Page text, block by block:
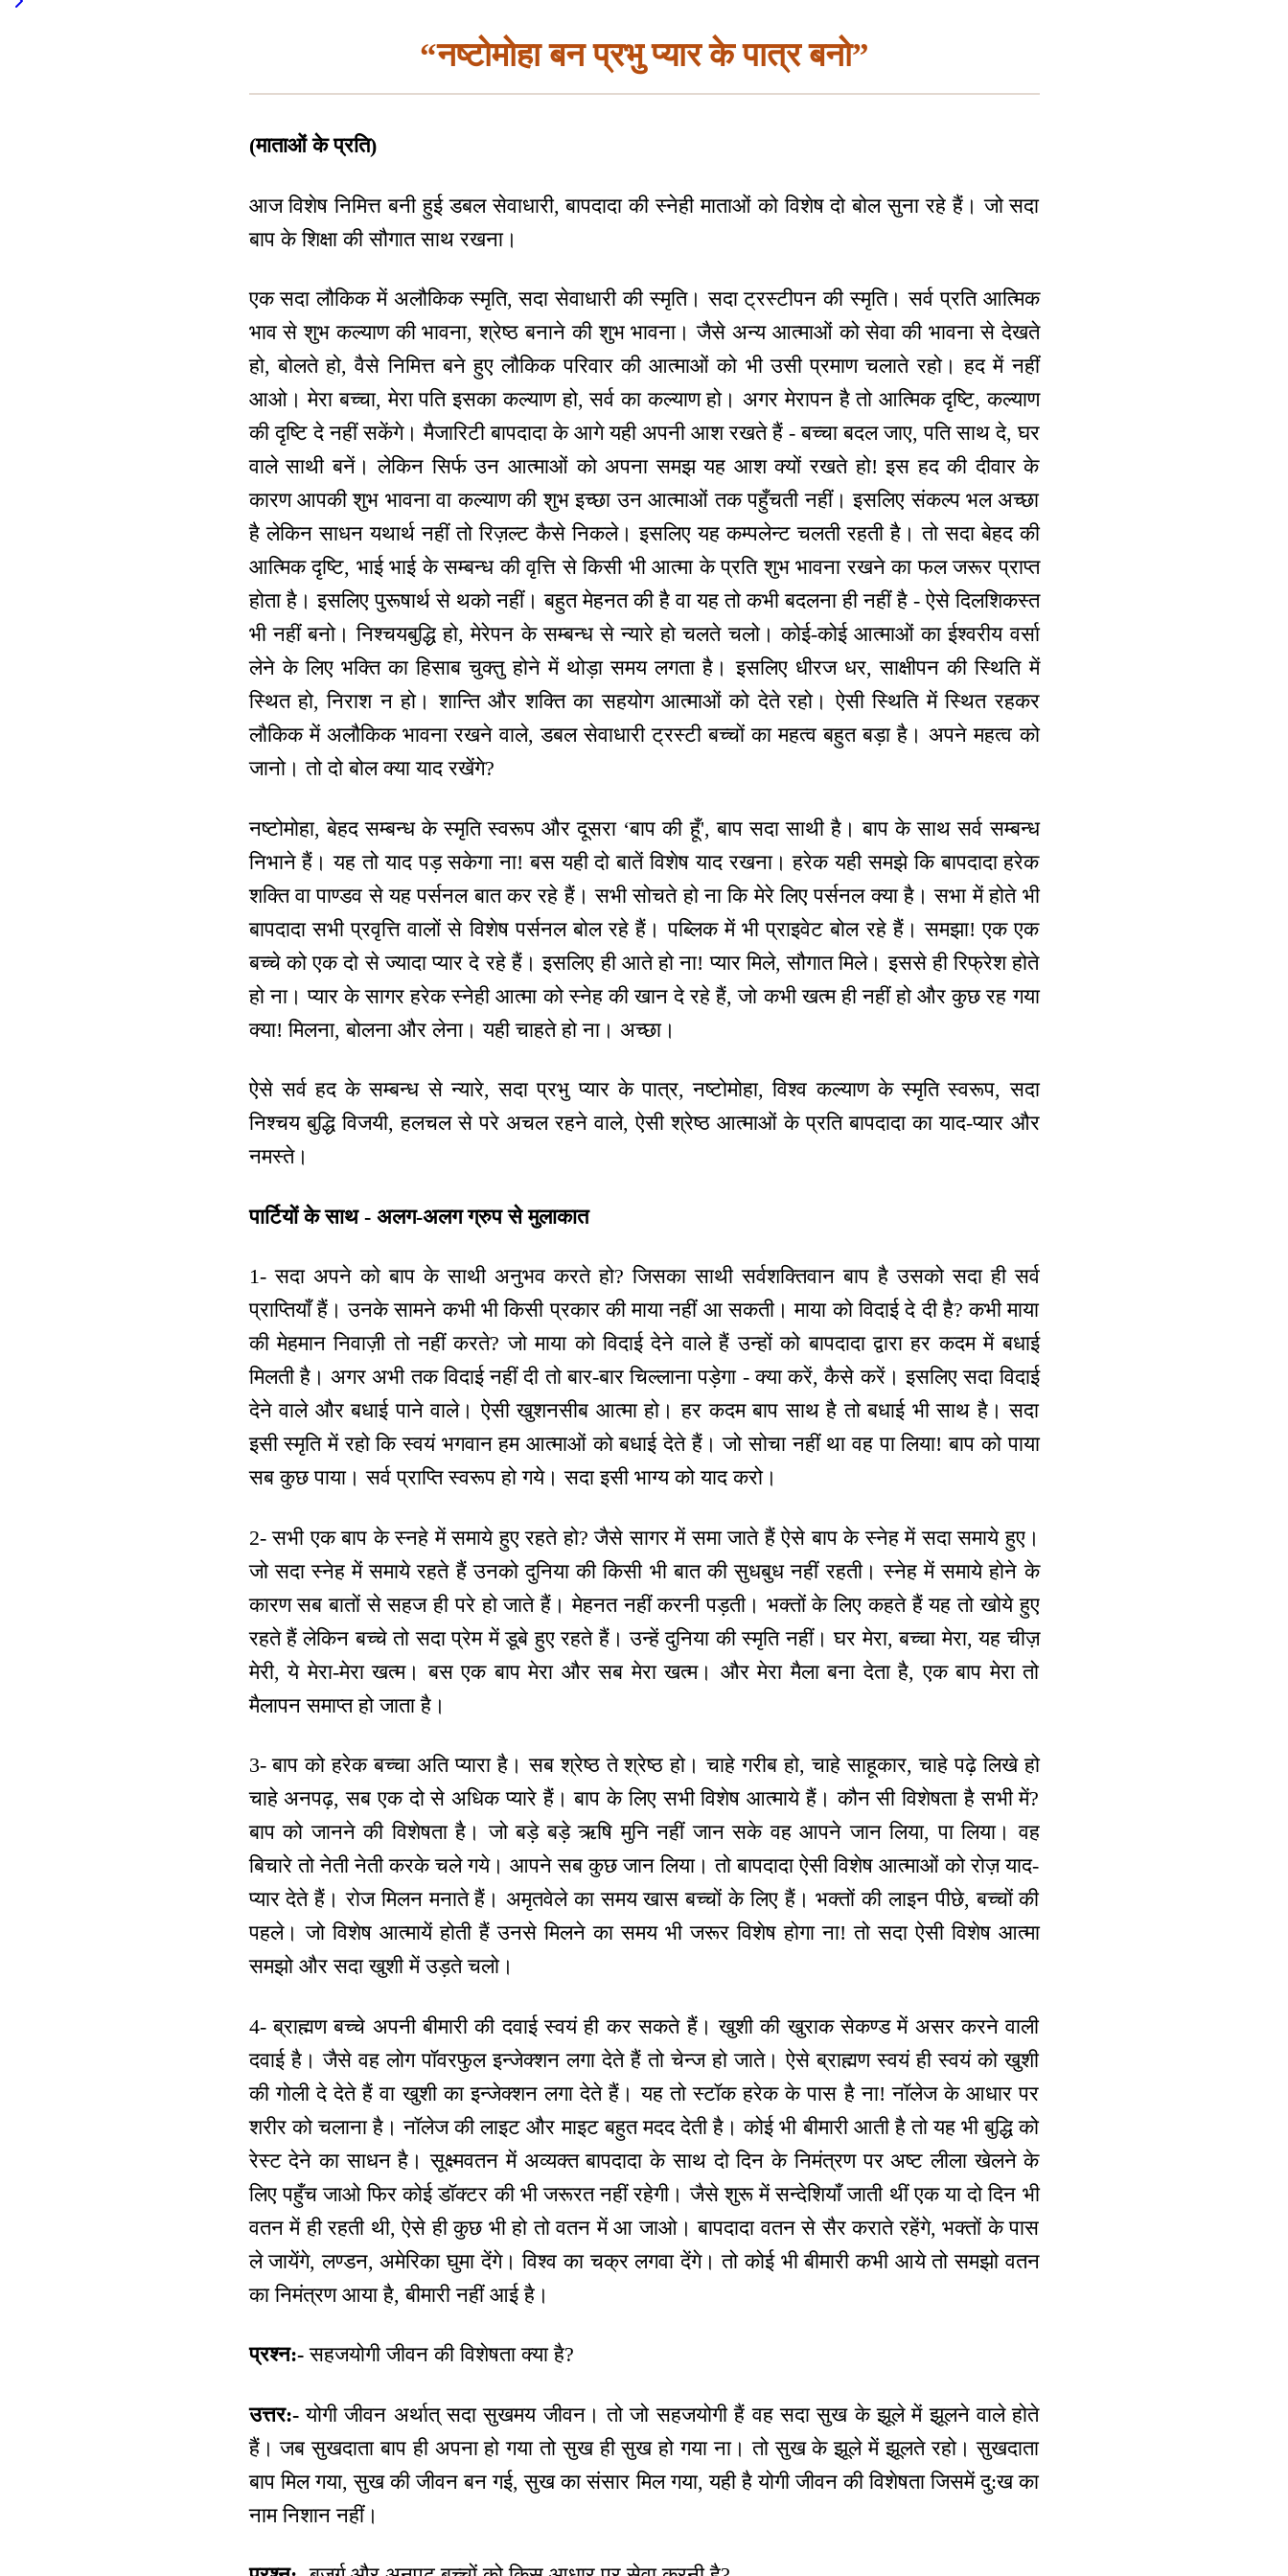
“नष्टोमोहा बन प्रभु प्यार के पात्र बनो”
(माताओं के प्रति)
आज विशेष निमित्त बनी हुई डबल सेवाधारी, बापदादा की स्नेही माताओं को विशेष दो बोल सुना रहे हैं। जो सदा
बाप के शिक्षा की सौगात साथ रखना।
एक सदा लौकिक में अलौकिक स्मृति, सदा सेवाधारी की स्मृति। सदा ट्रस्टीपन की स्मृति। सर्व प्रति आत्मिक
भाव से शुभ कल्याण की भावना, श्रेष्ठ बनाने की शुभ भावना। जैसे अन्य आत्माओं को सेवा की भावना से देखते
हो, बोलते हो, वैसे निमित्त बने हुए लौकिक परिवार की आत्माओं को भी उसी प्रमाण चलाते रहो। हद में नहीं
आओ। मेरा बच्चा, मेरा पति इसका कल्याण हो, सर्व का कल्याण हो। अगर मेरापन है तो आत्मिक दृष्टि, कल्याण
की दृष्टि दे नहीं सकेंगे। मैजारिटी बापदादा के आगे यही अपनी आश रखते हैं - बच्चा बदल जाए, पति साथ दे, घर
वाले साथी बनें। लेकिन सिर्फ उन आत्माओं को अपना समझ यह आश क्यों रखते हो! इस हद की दीवार के
कारण आपकी शुभ भावना वा कल्याण की शुभ इच्छा उन आत्माओं तक पहुँचती नहीं। इसलिए संकल्प भल अच्छा
है लेकिन साधन यथार्थ नहीं तो रिज़ल्ट कैसे निकले। इसलिए यह कम्पलेन्ट चलती रहती है। तो सदा बेहद की
आत्मिक दृष्टि, भाई भाई के सम्बन्ध की वृत्ति से किसी भी आत्मा के प्रति शुभ भावना रखने का फल जरूर प्राप्त
होता है। इसलिए पुरूषार्थ से थको नहीं। बहुत मेहनत की है वा यह तो कभी बदलना ही नहीं है - ऐसे दिलशिकस्त
भी नहीं बनो। निश्चयबुद्धि हो, मेरेपन के सम्बन्ध से न्यारे हो चलते चलो। कोई-कोई आत्माओं का ईश्वरीय वर्सा
लेने के लिए भक्ति का हिसाब चुक्तु होने में थोड़ा समय लगता है। इसलिए धीरज धर, साक्षीपन की स्थिति में
स्थित हो, निराश न हो। शान्ति और शक्ति का सहयोग आत्माओं को देते रहो। ऐसी स्थिति में स्थित रहकर
लौकिक में अलौकिक भावना रखने वाले, डबल सेवाधारी ट्रस्टी बच्चों का महत्व बहुत बड़ा है। अपने महत्व को
जानो। तो दो बोल क्या याद रखेंगे?
नष्टोमोहा, बेहद सम्बन्ध के स्मृति स्वरूप और दूसरा ‘बाप की हूँ', बाप सदा साथी है। बाप के साथ सर्व सम्बन्ध
निभाने हैं। यह तो याद पड़ सकेगा ना! बस यही दो बातें विशेष याद रखना। हरेक यही समझे कि बापदादा हरेक
शक्ति वा पाण्डव से यह पर्सनल बात कर रहे हैं। सभी सोचते हो ना कि मेरे लिए पर्सनल क्या है। सभा में होते भी
बापदादा सभी प्रवृत्ति वालों से विशेष पर्सनल बोल रहे हैं। पब्लिक में भी प्राइवेट बोल रहे हैं। समझा! एक एक
बच्चे को एक दो से ज्यादा प्यार दे रहे हैं। इसलिए ही आते हो ना! प्यार मिले, सौगात मिले। इससे ही रिफ्रेश होते
हो ना। प्यार के सागर हरेक स्नेही आत्मा को स्नेह की खान दे रहे हैं, जो कभी खत्म ही नहीं हो और कुछ रह गया
क्या! मिलना, बोलना और लेना। यही चाहते हो ना। अच्छा।
ऐसे सर्व हद के सम्बन्ध से न्यारे, सदा प्रभु प्यार के पात्र, नष्टोमोहा, विश्व कल्याण के स्मृति स्वरूप, सदा
निश्चय बुद्धि विजयी, हलचल से परे अचल रहने वाले, ऐसी श्रेष्ठ आत्माओं के प्रति बापदादा का याद-प्यार और
नमस्ते।
पार्टियों के साथ - अलग-अलग ग्रुप से मुलाकात
1- सदा अपने को बाप के साथी अनुभव करते हो? जिसका साथी सर्वशक्तिवान बाप है उसको सदा ही सर्व
प्राप्तियाँ हैं। उनके सामने कभी भी किसी प्रकार की माया नहीं आ सकती। माया को विदाई दे दी है? कभी माया
की मेहमान निवाज़ी तो नहीं करते? जो माया को विदाई देने वाले हैं उन्हों को बापदादा द्वारा हर कदम में बधाई
मिलती है। अगर अभी तक विदाई नहीं दी तो बार-बार चिल्लाना पड़ेगा - क्या करें, कैसे करें। इसलिए सदा विदाई
देने वाले और बधाई पाने वाले। ऐसी खुशनसीब आत्मा हो। हर कदम बाप साथ है तो बधाई भी साथ है। सदा
इसी स्मृति में रहो कि स्वयं भगवान हम आत्माओं को बधाई देते हैं। जो सोचा नहीं था वह पा लिया! बाप को पाया
सब कुछ पाया। सर्व प्राप्ति स्वरूप हो गये। सदा इसी भाग्य को याद करो।
2- सभी एक बाप के स्नहे में समाये हुए रहते हो? जैसे सागर में समा जाते हैं ऐसे बाप के स्नेह में सदा समाये हुए।
जो सदा स्नेह में समाये रहते हैं उनको दुनिया की किसी भी बात की सुधबुध नहीं रहती। स्नेह में समाये होने के
कारण सब बातों से सहज ही परे हो जाते हैं। मेहनत नहीं करनी पड़ती। भक्तों के लिए कहते हैं यह तो खोये हुए
रहते हैं लेकिन बच्चे तो सदा प्रेम में डूबे हुए रहते हैं। उन्हें दुनिया की स्मृति नहीं। घर मेरा, बच्चा मेरा, यह चीज़
मेरी, ये मेरा-मेरा खत्म। बस एक बाप मेरा और सब मेरा खत्म। और मेरा मैला बना देता है, एक बाप मेरा तो
मैलापन समाप्त हो जाता है।
3- बाप को हरेक बच्चा अति प्यारा है। सब श्रेष्ठ ते श्रेष्ठ हो। चाहे गरीब हो, चाहे साहूकार, चाहे पढ़े लिखे हो
चाहे अनपढ़, सब एक दो से अधिक प्यारे हैं। बाप के लिए सभी विशेष आत्माये हैं। कौन सी विशेषता है सभी में?
बाप को जानने की विशेषता है। जो बड़े बड़े ऋषि मुनि नहीं जान सके वह आपने जान लिया, पा लिया। वह
बिचारे तो नेती नेती करके चले गये। आपने सब कुछ जान लिया। तो बापदादा ऐसी विशेष आत्माओं को रोज़ याद-
प्यार देते हैं। रोज मिलन मनाते हैं। अमृतवेले का समय खास बच्चों के लिए हैं। भक्तों की लाइन पीछे, बच्चों की
पहले। जो विशेष आत्मायें होती हैं उनसे मिलने का समय भी जरूर विशेष होगा ना! तो सदा ऐसी विशेष आत्मा
समझो और सदा खुशी में उड़ते चलो।
4- ब्राह्मण बच्चे अपनी बीमारी की दवाई स्वयं ही कर सकते हैं। खुशी की खुराक सेकण्ड में असर करने वाली
दवाई है। जैसे वह लोग पॉवरफुल इन्जेक्शन लगा देते हैं तो चेन्ज हो जाते। ऐसे ब्राह्मण स्वयं ही स्वयं को खुशी
की गोली दे देते हैं वा खुशी का इन्जेक्शन लगा देते हैं। यह तो स्टॉक हरेक के पास है ना! नॉलेज के आधार पर
शरीर को चलाना है। नॉलेज की लाइट और माइट बहुत मदद देती है। कोई भी बीमारी आती है तो यह भी बुद्धि को
रेस्ट देने का साधन है। सूक्ष्मवतन में अव्यक्त बापदादा के साथ दो दिन के निमंत्रण पर अष्ट लीला खेलने के
लिए पहुँच जाओ फिर कोई डॉक्टर की भी जरूरत नहीं रहेगी। जैसे शुरू में सन्देशियाँ जाती थीं एक या दो दिन भी
वतन में ही रहती थी, ऐसे ही कुछ भी हो तो वतन में आ जाओ। बापदादा वतन से सैर कराते रहेंगे, भक्तों के पास
ले जायेंगे, लण्डन, अमेरिका घुमा देंगे। विश्व का चक्र लगवा देंगे। तो कोई भी बीमारी कभी आये तो समझो वतन
का निमंत्रण आया है, बीमारी नहीं आई है।
प्रश्न:-सहजयोगी जीवन की विशेषता क्या है?
उत्तर:-योगी जीवन अर्थात् सदा सुखमय जीवन। तो जो सहजयोगी हैं वह सदा सुख के झूले में झूलने वाले होते
हैं। जब सुखदाता बाप ही अपना हो गया तो सुख ही सुख हो गया ना। तो सुख के झूले में झूलते रहो। सुखदाता
बाप मिल गया, सुख की जीवन बन गई, सुख का संसार मिल गया, यही है योगी जीवन की विशेषता जिसमें दु:ख का
नाम निशान नहीं।